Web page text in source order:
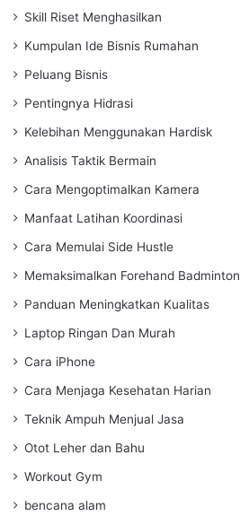
Skill Riset Menghasilkan
Kumpulan Ide Bisnis Rumahan
Peluang Bisnis
Pentingnya Hidrasi
Kelebihan Menggunakan Hardisk
Analisis Taktik Bermain
Cara Mengoptimalkan Kamera
Manfaat Latihan Koordinasi
Cara Memulai Side Hustle
Memaksimalkan Forehand Badminton
Panduan Meningkatkan Kualitas
Laptop Ringan Dan Murah
Cara iPhone
Cara Menjaga Kesehatan Harian
Teknik Ampuh Menjual Jasa
Otot Leher dan Bahu
Workout Gym
bencana alam